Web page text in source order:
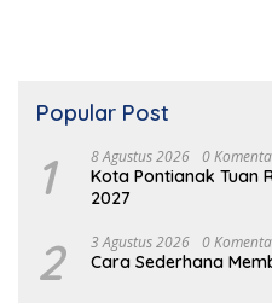
Popular Post
1 8 Agustus 2026 0
Kota Pontianak Tuan
2027
2 3 Agustus 2026 0
Cara Sederhana